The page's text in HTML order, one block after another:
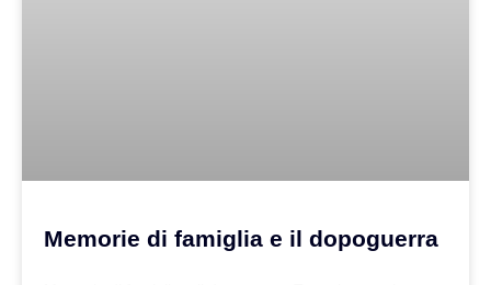
Memorie di famiglia e il dopoguerra